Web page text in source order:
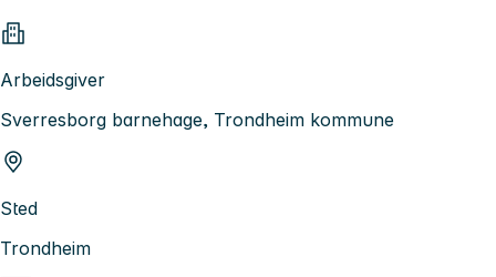
Arbeidsgiver
Sverresborg barnehage, Trondheim kommune
Sted
Trondheim